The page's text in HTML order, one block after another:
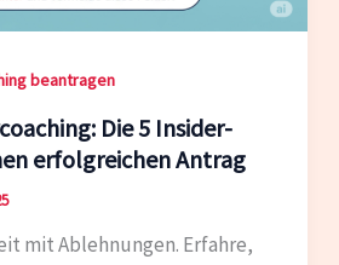
beantragen
Die 5 Insider-
erfolgreichen Antrag
mit Ablehnungen. Erfahre,